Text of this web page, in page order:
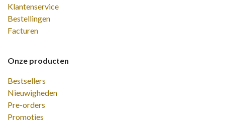
Klantenservice
Bestellingen
Facturen
Onze producten
Bestsellers
Nieuwigheden
Pre-orders
Promoties